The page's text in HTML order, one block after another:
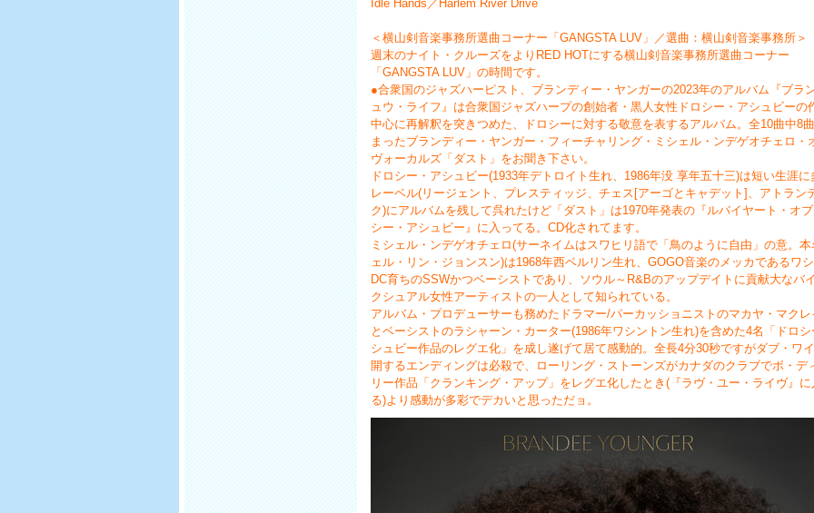
Idle Hands／Harlem River Drive
＜横山剣音楽事務所選曲コーナー「GANGSTA LUV」／選曲：横山剣音楽事務所＞
週末のナイト・クルーズをよりRED HOTにする横山剣音楽事務所選曲コーナー
「GANGSTA LUV」の時間です。
●合衆国のジャズハーピスト、ブランディー・ヤンガーの2023年のアルバム『ブラ
ュウ・ライフ』は合衆国ジャズハープの創始者・黒人女性ドロシー・アシュビーの
中心に再解釈を突きつめた、ドロシーに対する敬意を表するアルバム。全10曲中8
まったブランディー・ヤンガー・フィーチャリング・ミシェル・ンデゲオチェロ・
ヴォーカルズ「ダスト」をお聞き下さい。
ドロシー・アシュビー(1933年デトロイト生れ、1986年没 享年五十三)は短い生涯に
レーベル(リージェント、プレスティッジ、チェス[アーゴとキャデット]、アトラン
ク)にアルバムを残して呉れたけど「ダスト」は1970年発表の『ルバイヤート・オ
シー・アシュビー』に入ってる。CD化されてます。
ミシェル・ンデゲオチェロ(サーネイムはスワヒリ語で「鳥のように自由」の意。
ェル・リン・ジョンスン)は1968年西ベルリン生れ、GOGO音楽のメッカであるワ
DC育ちのSSWかつベーシストであり、ソウル～R&Bのアップデイトに貢献大なバ
クシュアル女性アーティストの一人として知られている。
アルバム・プロデューサーも務めたドラマー/パーカッショニストのマカヤ・マク
とベーシストのラシャーン・カーター(1986年ワシントン生れ)を含めた4名「ドロ
シュビー作品のレグエ化」を成し遂げて居て感動的。全長4分30秒ですがダブ・ワ
開するエンディングは必殺で、ローリング・ストーンズがカナダのクラブでボ・デ
リー作品「クランキング・アップ」をレグエ化したとき(『ラヴ・ユー・ライヴ』
る)より感動が多彩でデカいと思っただョ。